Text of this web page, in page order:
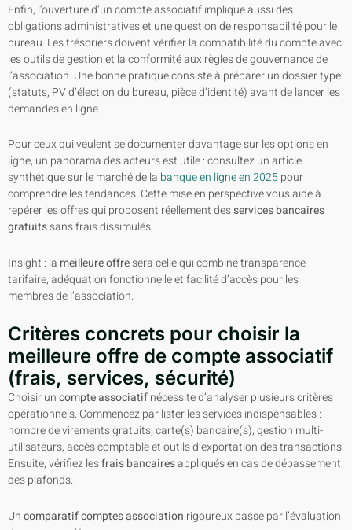
Enfin, l’ouverture d’un compte associatif implique aussi des
obligations administratives et une question de responsabilité pour le
bureau. Les trésoriers doivent vérifier la compatibilité du compte avec
les outils de gestion et la conformité aux règles de gouvernance de
l’association. Une bonne pratique consiste à préparer un dossier type
(statuts, PV d’élection du bureau, pièce d’identité) avant de lancer les
demandes en ligne.
Pour ceux qui veulent se documenter davantage sur les options en
ligne, un panorama des acteurs est utile : consultez un article
synthétique sur le marché de la banque en ligne en 2025pour
comprendre les tendances. Cette mise en perspective vous aide à
repérer les offres qui proposent réellement desservices bancaires
gratuitssans frais dissimulés.
Insight : la meilleure offresera celle qui combine transparence
tarifaire, adéquation fonctionnelle et facilité d’accès pour les
membres de l’association.
Critères concrets pour choisir la
meilleure offre de compte associatif
(frais, services, sécurité)
Choisir uncompte associatifnécessite d’analyser plusieurs critères
opérationnels. Commencez par lister les services indispensables :
nombre de virements gratuits, carte(s) bancaire(s), gestion multi-
utilisateurs, accès comptable et outils d’exportation des transactions.
Ensuite, vérifiez lesfrais bancairesappliqués en cas de dépassement
des plafonds.
Uncomparatif comptes association rigoureux passe par l’évaluation